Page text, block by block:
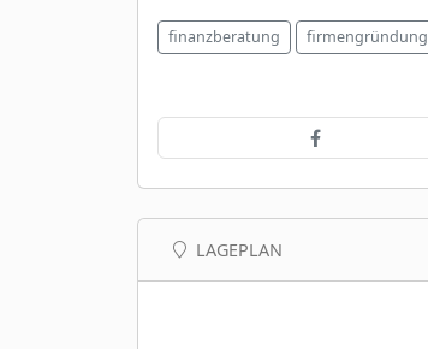
finanzberatung firmengründung
LAGEPLAN